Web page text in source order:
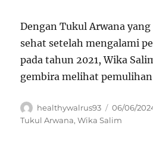
Dengan Tukul Arwana
sehat setelah mengalami
pada tahun 2021, Wika
gembira melihat
Author
healthywalrus93
Posted
on
06/06/
Tukul Arwana,Wika Salim